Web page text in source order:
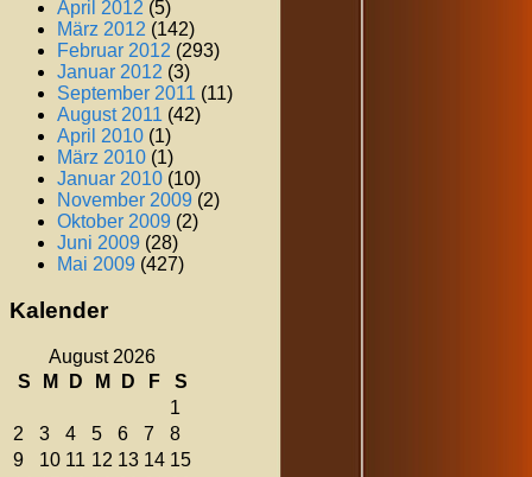
April 2012 (5)
März 2012 (142)
Februar 2012 (293)
Januar 2012 (3)
September 2011 (11)
August 2011 (42)
April 2010 (1)
März 2010 (1)
Januar 2010 (10)
November 2009 (2)
Oktober 2009 (2)
Juni 2009 (28)
Mai 2009 (427)
Kalender
August 2026
S
M D M D F
S
1
2
3 4 5 6 7
8
9
10 11 12 13 14 15